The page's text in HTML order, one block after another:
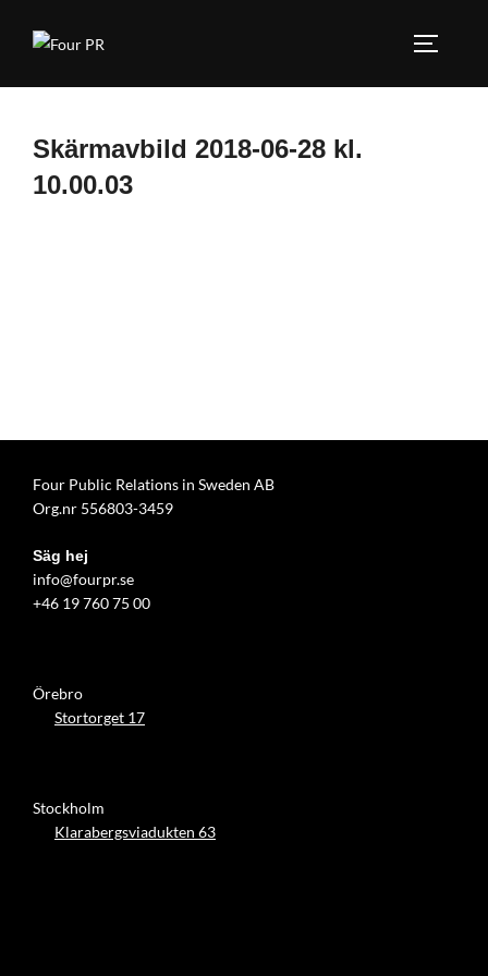
Skärmavbild 2018-06-28 kl.
10.00.03
Four Public Relations in Sweden AB
Org.nr 556803-3459
Säg hej
info@fourpr.se
+46 19 760 75 00
Örebro
Stortorget 17
Stockholm
Klarabergsviadukten 63